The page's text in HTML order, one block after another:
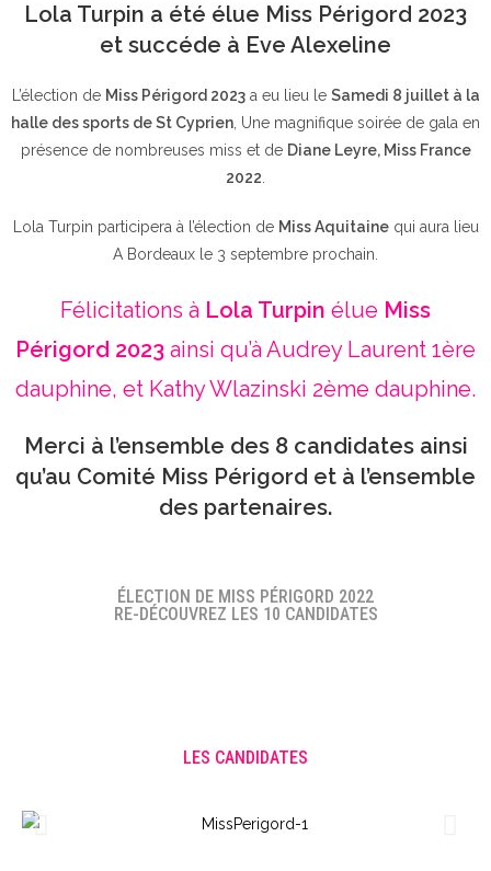
Lola Turpin a été élue Miss Périgord 2023
et succéde à Eve Alexeline
L’élection de Miss Périgord 2023a eu lieu le Samedi 8 juillet à la
halle des sports de St Cyprien , Une magnifique soirée de gala en
présence de nombreuses miss et de Diane Leyre, Miss France
2022
Lola Turpin participera à l’élection de Miss Aquitainequi aura lieu
A Bordeaux le 3 septembre prochain.
Félicitations à Lola Turpin élue Miss
Périgord 2023 ainsi qu’à Audrey Laurent 1ère
dauphine, et Kathy Wlazinski 2ème dauphine.
Merci à l’ensemble des 8 candidates ainsi
qu’au Comité Miss Périgord et à l’ensemble
des partenaires.
ÉLECTION DE MISS PÉRIGORD 2022
RE-DÉCOUVREZ LES 10 CANDIDATES
LES CANDIDATES